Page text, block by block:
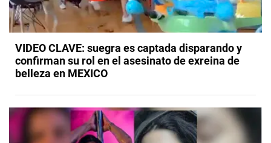
VIDEO CLAVE: suegra es captada disparando y
confirman su rol en el asesinato de exreina de
belleza en MEXICO